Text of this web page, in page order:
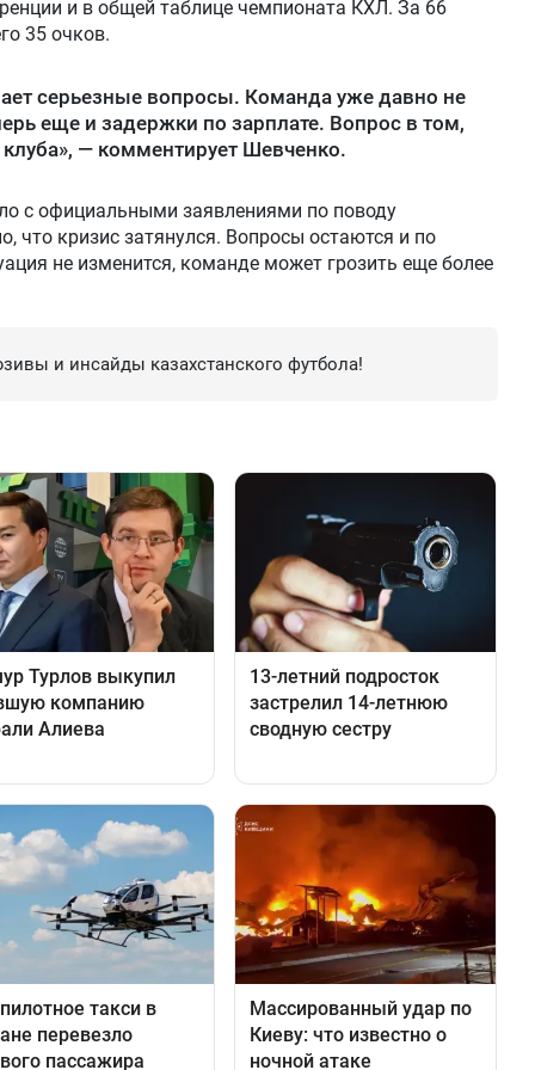
и в общей таблице чемпионата КХЛ. За 66
35 очков.
серьезные вопросы. Команда уже давно не
еще и задержки по зарплате. Вопрос в том,
— комментирует Шевченко.
с официальными заявлениями по поводу
что кризис затянулся. Вопросы остаются и по
не изменится, команде может грозить еще более
и инсайды казахстанского футбола!